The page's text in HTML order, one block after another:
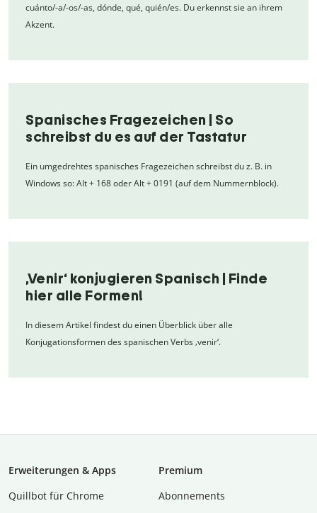
cuánto/-a/-os/-as, dónde, qué, quién/es. Du erkennst sie an ihrem
Akzent.
Spanisches Fragezeichen | So
schreibst du es auf der Tastatur
Ein umgedrehtes spanisches Fragezeichen schreibst du z. B. in
Windows so: Alt + 168 oder Alt + 0191 (auf dem Nummernblock).
‚Venir‘ konjugieren Spanisch | Finde
hier alle Formen!
In diesem Artikel findest du einen Überblick über alle
Konjugationsformen des spanischen Verbs ‚venir‘.
Erweiterungen & Apps
Quillbot für Chrome
Premium
Abon­ne­ments